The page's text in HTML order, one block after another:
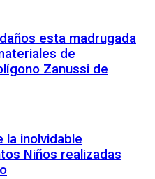
esta madrugada
de
Zanussi de
la inolvidable
Niños realizadas